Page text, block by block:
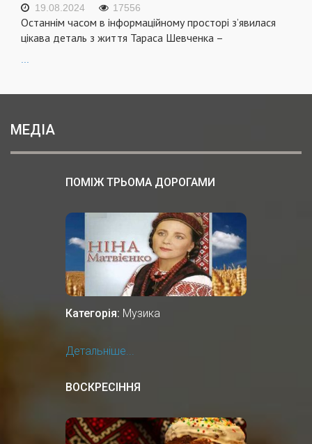
19.08.2024 17556
Останнім часом в інформаційному просторі з’явилася
цікава деталь з життя Тараса Шевченка –
МЕДІА
ПОМІЖ ТРЬОМА ДОРОГАМИ
Категорія: Музика
Детальніше...
ВОСКРЕСІННЯ